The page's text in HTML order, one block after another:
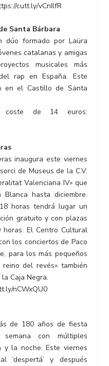
cutt.ly/vCnIlfR
Santa Bárbara
dúo formado por Laüra
catalanas y amigas
musicales más
rap en España. Este
en el Castillo de Santa
coste de 14 euros:
inaugura este viernes
de Museus de la C.V.
Valenciana IV» que
hasta diciembre.
horas tendrá lugar un
gratuito y con plazas
El Centro Cultural
los conciertos de Paco
para los más pequeños
del revés» también
Caja Negra.
nCWxQU0
de 180 años de fiesta
con múltiples
la noche. Este viernes
‘despertá’ y después